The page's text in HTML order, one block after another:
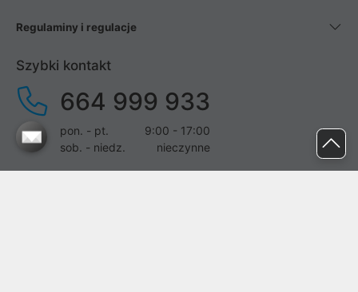
Regulaminy i regulacje
Szybki kontakt
664 999 933
pon. - pt.
9:00 - 17:00
sob. - niedz.
nieczynne